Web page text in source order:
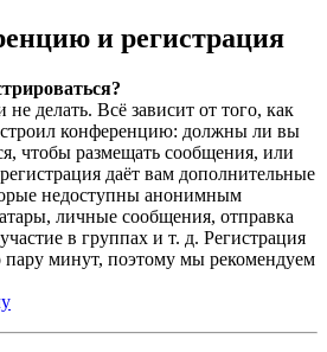
и регистрация
делать. Всё зависит от того, как
конференцию: должны ли вы
чтобы размещать сообщения, или
даёт вам дополнительные
недоступны анонимным
личные сообщения, отправка
в группах и т. д. Регистрация
пару минут, поэтому мы рекомендуем